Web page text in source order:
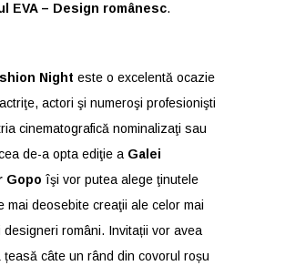
EVA – Design românesc.
Night este o excelentă ocazie
actori şi numeroşi profesionişti
cinematografică nominalizaţi sau
de-a opta ediţie a Galei
Gopo îşi vor putea alege ţinutele
mai deosebite creaţii ale celor mai
designeri români. Invitații vor avea
țeasă câte un rând din covorul roșu